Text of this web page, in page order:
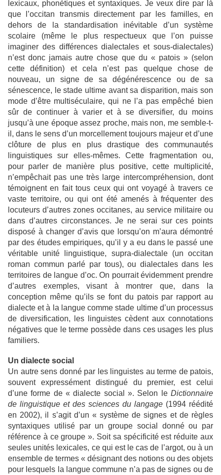
lexicaux, phonétiques et syntaxiques. Je veux dire par là
que l’occitan transmis directement par les familles, en
dehors de la standardisation inévitable d’un système
scolaire (même le plus respectueux que l’on puisse
imaginer des différences dialectales et sous-dialectales)
n’est donc jamais autre chose que du « patois » (selon
cette définition) et cela n’est pas quelque chose de
nouveau, un signe de sa dégénérescence ou de sa
sénescence, le stade ultime avant sa disparition, mais son
mode d’être multiséculaire, qui ne l’a pas empêché bien
sûr de continuer à varier et à se diversifier, du moins
jusqu’à une époque assez proche, mais non, me semble-t-
il, dans le sens d’un morcellement toujours majeur et d’une
clôture de plus en plus drastique des communautés
linguistiques sur elles-mêmes. Cette fragmentation ou,
pour parler de manière plus positive, cette multiplicité,
n’empêchait pas une très large intercompréhension, dont
témoignent en fait tous ceux qui ont voyagé à travers ce
vaste territoire, ou qui ont été amenés à fréquenter des
locuteurs d’autres zones occitanes, au service militaire ou
dans d’autres circonstances. Je ne serai sur ces points
disposé à changer d’avis que lorsqu’on m’aura démontré
par des études empiriques, qu’il y a eu dans le passé une
véritable unité linguistique, supra-dialectale (un occitan
roman commun parlé par tous), ou dialectales dans les
territoires de langue d’oc. On pourrait évidemment prendre
d’autres exemples, visant à montrer que, dans la
conception même qu’ils se font du patois par rapport au
dialecte et à la langue comme stade ultime d’un processus
de diversification, les linguistes cèdent aux connotations
négatives que le terme possède dans ces usages les plus
familiers.
Un dialecte social
Un autre sens donné par les linguistes au terme de patois,
souvent expressément distingué du premier, est celui
d’une forme de « dialecte social ». Selon le Dictionnaire
de linguistique et des sciences du langage (1994 réédité
en 2002), il s’agit d’un « système de signes et de règles
syntaxiques utilisé par un groupe social donné ou par
référence à ce groupe ». Soit sa spécificité est réduite aux
seules unités lexicales, ce qui est le cas de l’argot, ou à un
ensemble de termes « désignant des notions ou des objets
pour lesquels la langue commune n’a pas de signes ou de